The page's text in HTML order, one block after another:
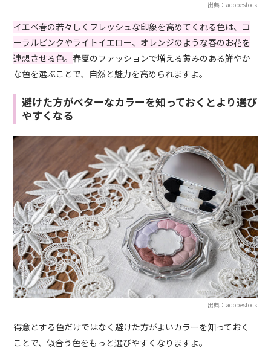
出典：adobestock
イエベ春の若々しくフレッシュな印象を高めてくれる色は、コ
ーラルピンクやライトイエロー、オレンジのような春のお花を
連想させる色。 春夏のファッションで増える黄みのある鮮やか
な色を選ぶことで、自然と魅力を高められますよ。
避けた方がベターなカラーを知っておくとより選び
やすくなる
出典：adobestock
得意とする色だけではなく避けた方がよいカラーを知っておく
ことで、似合う色をもっと選びやすくなりますよ。